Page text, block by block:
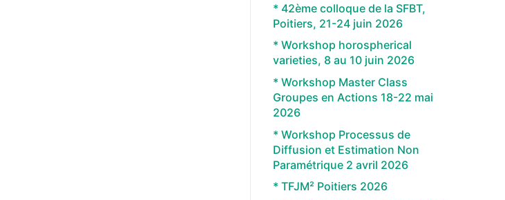
* 42ème colloque de la SFBT,
Poitiers, 21-24 juin 2026
* Workshop horospherical
varieties, 8 au 10 juin 2026
* Workshop Master Class
Groupes en Actions 18-22 mai
2026
* Workshop Processus de
Diffusion et Estimation Non
Paramétrique 2 avril 2026
* TFJM² Poitiers 2026